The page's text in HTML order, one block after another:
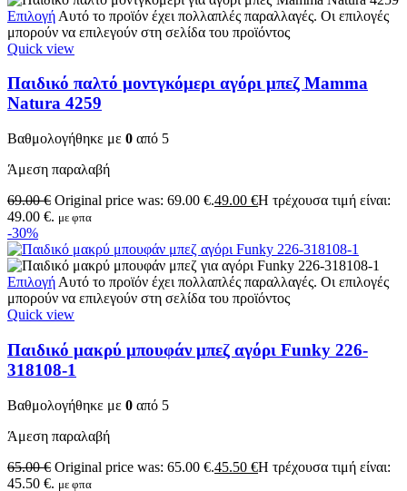
Επιλογή Αυτό το προϊόν έχει πολλαπλές παραλλαγές. Οι επιλογές
μπορούν να επιλεγούν στη σελίδα του προϊόντος
Quick view
Παιδικό παλτό μοντγκόμερι αγόρι μπεζ Mamma
Natura 4259
Βαθμολογήθηκε με 0 από 5
Άμεση παραλαβή
69.00€ Original price was: 69.00 €.49.00 €Η τρέχουσα τιμή είναι:
49.00 €. με φπα
-30%
Επιλογή Αυτό το προϊόν έχει πολλαπλές παραλλαγές. Οι επιλογές
μπορούν να επιλεγούν στη σελίδα του προϊόντος
Quick view
Παιδικό μακρύ μπουφάν μπεζ αγόρι Funky 226-
318108-1
Βαθμολογήθηκε με 0 από 5
Άμεση παραλαβή
65.00€ Original price was: 65.00 €.45.50 €Η τρέχουσα τιμή είναι:
45.50 €. με φπα